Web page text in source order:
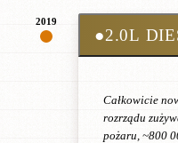
2019
●2.0L
Całkowicie
rozrządu
pożaru, ~800